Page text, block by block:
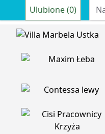
Ulubione (0)